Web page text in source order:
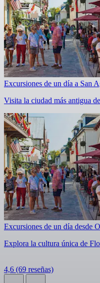
Excursiones de un día a San
Visita la ciudad más antigua
Excursiones de un día desde
Explora la cultura única de
4,6 (69 reseñas)